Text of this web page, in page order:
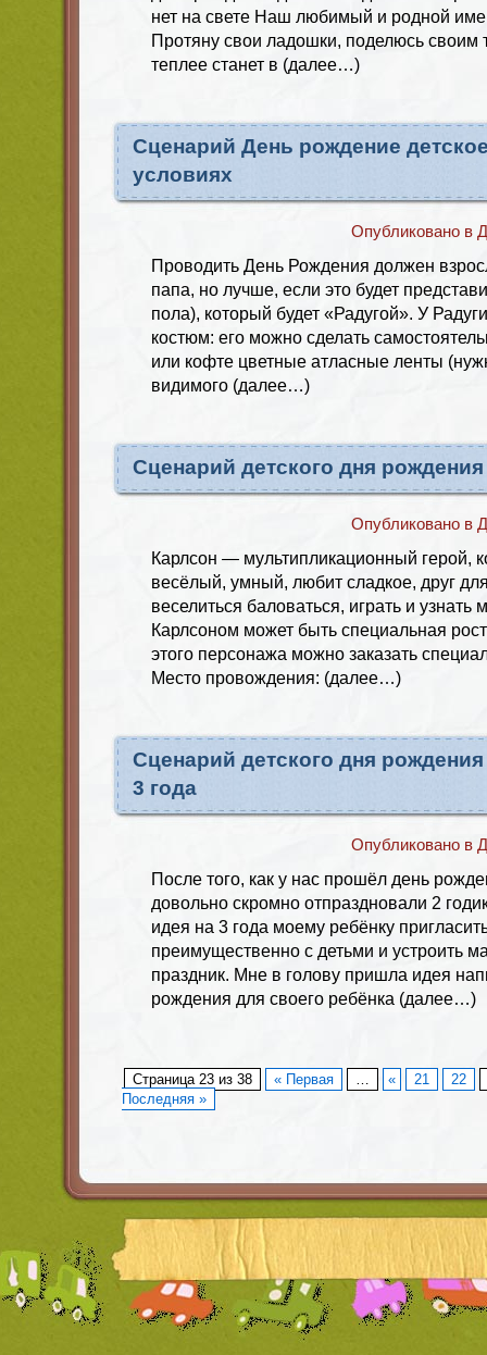
нет на свете Наш любимый и родной
Протяну свои ладошки, поделюсь своим
теплее станет в (далее…)
Сценарий День рождение
условиях
Опубликовано в
Проводить День Рождения должен
папа, но лучше, если это будет
пола), который будет «Радугой». У
костюм: его можно сделать
или кофте цветные атласные ленты
видимого (далее…)
Сценарий детского дня
Опубликовано в
Карлсон — мультипликационный герой,
весёлый, умный, любит сладкое, друг
веселиться баловаться, играть и узнать
Карлсоном может быть специальная
этого персонажа можно заказать
Место провождения: (далее…)
Сценарий детского дня
3 года
Опубликовано в
После того, как у нас прошёл день
довольно скромно отпраздновали 2
идея на 3 года моему ребёнку
преимущественно с детьми и устроить
праздник. Мне в голову пришла идея
рождения для своего ребёнка (далее…)
Страница 23 из 38 « Первая … « 21 22
Последняя »